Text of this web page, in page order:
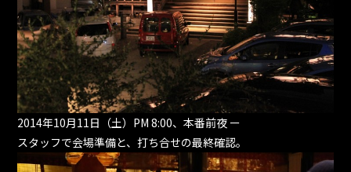
2014年10月11日（土）PM 8:00、本番前夜 ー
スタッフで会場準備と、打ち合せの最終確認。